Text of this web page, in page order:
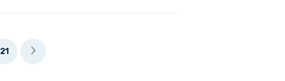
21